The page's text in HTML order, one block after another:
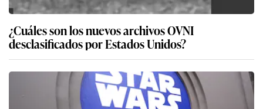
¿Cuáles son los nuevos archivos OVNI
desclasificados por Estados Unidos?